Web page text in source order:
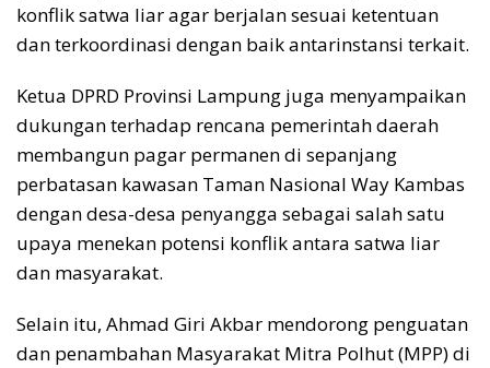
konflik satwa liar agar berjalan sesuai ketentuan
dan terkoordinasi dengan baik antarinstansi terkait.
Ketua DPRD Provinsi Lampung juga menyampaikan
dukungan terhadap rencana pemerintah daerah
membangun pagar permanen di sepanjang
perbatasan kawasan Taman Nasional Way Kambas
dengan desa-desa penyangga sebagai salah satu
upaya menekan potensi konflik antara satwa liar
dan masyarakat.
Selain itu, Ahmad Giri Akbar mendorong penguatan
dan penambahan Masyarakat Mitra Polhut (MPP) di